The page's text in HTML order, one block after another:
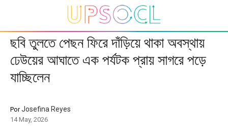
ছবি তুলতে পেছন ফিরে দাঁড়িয়ে থাকা অবস্থায়
ঢেউয়ের আঘাতে এক পর্যটক প্রায় সাগরে পড়ে
যাচ্ছিলেন
PorJosefina Reyes
14 May, 2026